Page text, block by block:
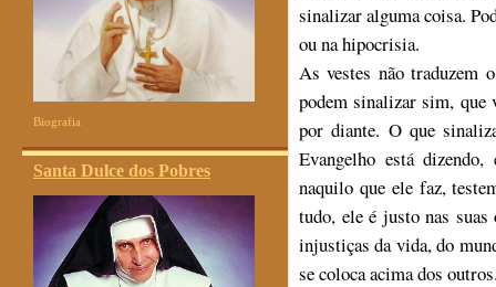
Biografia
Santa Dulce dos Pobres
sinalizar alguma coisa.
ou na hipocrisia.
As vestes não traduzem
podem sinalizar sim, que
por diante. O que
Evangelho está
naquilo que ele faz,
tudo, ele é justo nas suas
injustiças da vida, do
se coloca acima dos